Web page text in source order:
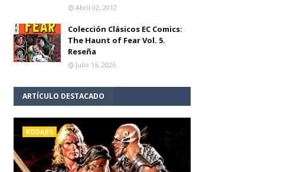
Abril 02, 2012
Colección Clásicos EC Comics:
The Haunt of Fear Vol. 5.
Reseña
Julio 16, 2026
ARTÍCULO DESTACADO
RODAJES